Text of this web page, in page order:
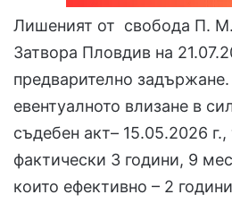
Лишеният от свобода П.
Затвора Пловдив на
предварително
евентуалното влизане в
съдебен акт– 15.05.2026
фактически 3 години, 9
които ефективно – 2